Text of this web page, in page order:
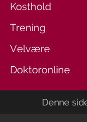
Kosthold
Trening
Velvære
Doktoronline
Denne